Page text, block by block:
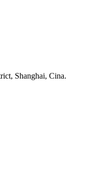
Shanghai, Cina.